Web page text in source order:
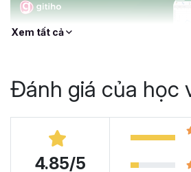
Khóa học Tuyệt Đỉnh Excel được hàng
Xem tất cả
Đánh giá của học
4.85/5